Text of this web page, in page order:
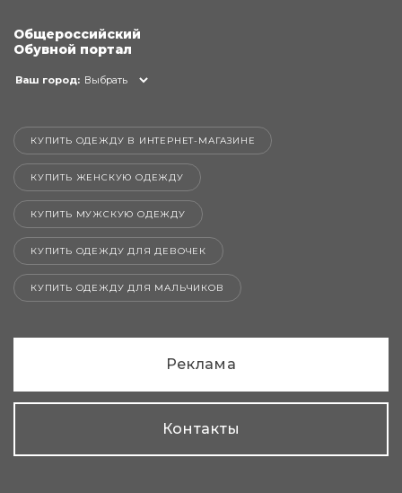
Общероссийский
Обувной портал
Ваш город: Выбрать
КУПИТЬ ОДЕЖДУ В ИНТЕРНЕТ-МАГАЗИНЕ
КУПИТЬ ЖЕНСКУЮ ОДЕЖДУ
КУПИТЬ МУЖСКУЮ ОДЕЖДУ
КУПИТЬ ОДЕЖДУ ДЛЯ ДЕВОЧЕК
КУПИТЬ ОДЕЖДУ ДЛЯ МАЛЬЧИКОВ
Реклама
Контакты